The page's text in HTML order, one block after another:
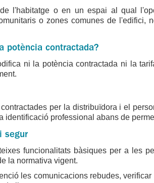
l'habitatge o en un espai al qual
o zones comunes de l'edifici,
potència contractada?
ni la potència contractada ni la
per la distribuïdora i el
identificació professional abans de
segur
funcionalitats bàsiques per a les
la normativa vigent.
les comunicacions rebudes,